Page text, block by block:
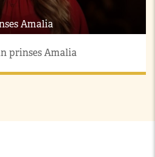
Amalia
prinses Amalia